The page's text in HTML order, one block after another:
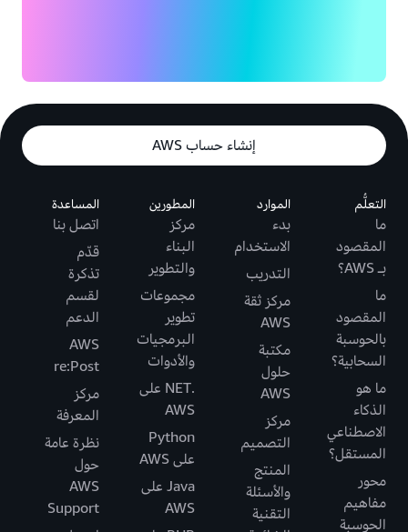
إنشاء حساب AWS
التعلُّم
ما
المقصود
بـ AWS؟
ما
المقصود
بالحوسبة
السحابية؟
ما هو
الذكاء
الاصطناعي
المستقل؟
محور
مفاهيم
الحوسبة
الموارد
بدء
الاستخدام
التدريب
مركز ثقة
AWS
مكتبة
حلول
AWS
مركز
التصميم
المنتج
والأسئلة
التقنية
المطورين
مركز
البناء
والتطوير
مجموعات
تطوير
البرمجيات
والأدوات
.NET على
AWS
Python
على AWS
Java على
AWS
المساعدة
اتصل بنا
قدّم
تذكرة
لقسم
الدعم
AWS
re:Post
مركز
المعرفة
نظرة عامة
حول
AWS
Support